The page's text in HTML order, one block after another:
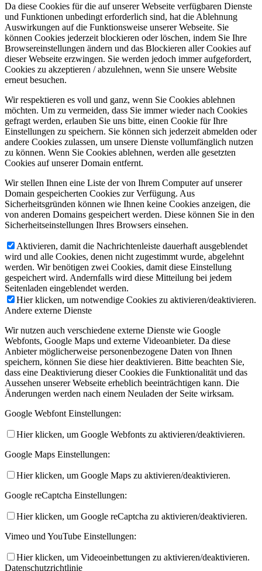
Da diese Cookies für die auf unserer Webseite verfügbaren Dienste
und Funktionen unbedingt erforderlich sind, hat die Ablehnung
Auswirkungen auf die Funktionsweise unserer Webseite. Sie
können Cookies jederzeit blockieren oder löschen, indem Sie Ihre
Browsereinstellungen ändern und das Blockieren aller Cookies auf
dieser Webseite erzwingen. Sie werden jedoch immer aufgefordert,
Cookies zu akzeptieren / abzulehnen, wenn Sie unsere Website
erneut besuchen.
Wir respektieren es voll und ganz, wenn Sie Cookies ablehnen
möchten. Um zu vermeiden, dass Sie immer wieder nach Cookies
gefragt werden, erlauben Sie uns bitte, einen Cookie für Ihre
Einstellungen zu speichern. Sie können sich jederzeit abmelden oder
andere Cookies zulassen, um unsere Dienste vollumfänglich nutzen
zu können. Wenn Sie Cookies ablehnen, werden alle gesetzten
Cookies auf unserer Domain entfernt.
Wir stellen Ihnen eine Liste der von Ihrem Computer auf unserer
Domain gespeicherten Cookies zur Verfügung. Aus
Sicherheitsgründen können wie Ihnen keine Cookies anzeigen, die
von anderen Domains gespeichert werden. Diese können Sie in den
Sicherheitseinstellungen Ihres Browsers einsehen.
Aktivieren, damit die Nachrichtenleiste dauerhaft ausgeblendet
wird und alle Cookies, denen nicht zugestimmt wurde, abgelehnt
werden. Wir benötigen zwei Cookies, damit diese Einstellung
gespeichert wird. Andernfalls wird diese Mitteilung bei jedem
Seitenladen eingeblendet werden.
Hier klicken, um notwendige Cookies zu aktivieren/deaktivieren.
Andere externe Dienste
Wir nutzen auch verschiedene externe Dienste wie Google
Webfonts, Google Maps und externe Videoanbieter. Da diese
Anbieter möglicherweise personenbezogene Daten von Ihnen
speichern, können Sie diese hier deaktivieren. Bitte beachten Sie,
dass eine Deaktivierung dieser Cookies die Funktionalität und das
Aussehen unserer Webseite erheblich beeinträchtigen kann. Die
Änderungen werden nach einem Neuladen der Seite wirksam.
Google Webfont Einstellungen:
Hier klicken, um Google Webfonts zu aktivieren/deaktivieren.
Google Maps Einstellungen:
Hier klicken, um Google Maps zu aktivieren/deaktivieren.
Google reCaptcha Einstellungen:
Hier klicken, um Google reCaptcha zu aktivieren/deaktivieren.
Vimeo und YouTube Einstellungen:
Hier klicken, um Videoeinbettungen zu aktivieren/deaktivieren.
Datenschutzrichtlinie